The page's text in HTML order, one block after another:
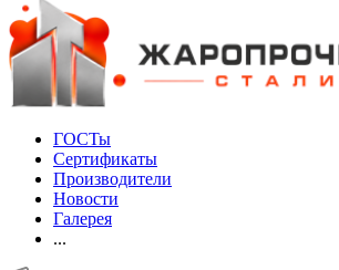
ГОСТы
Сертификаты
Производители
Новости
Галерея
...